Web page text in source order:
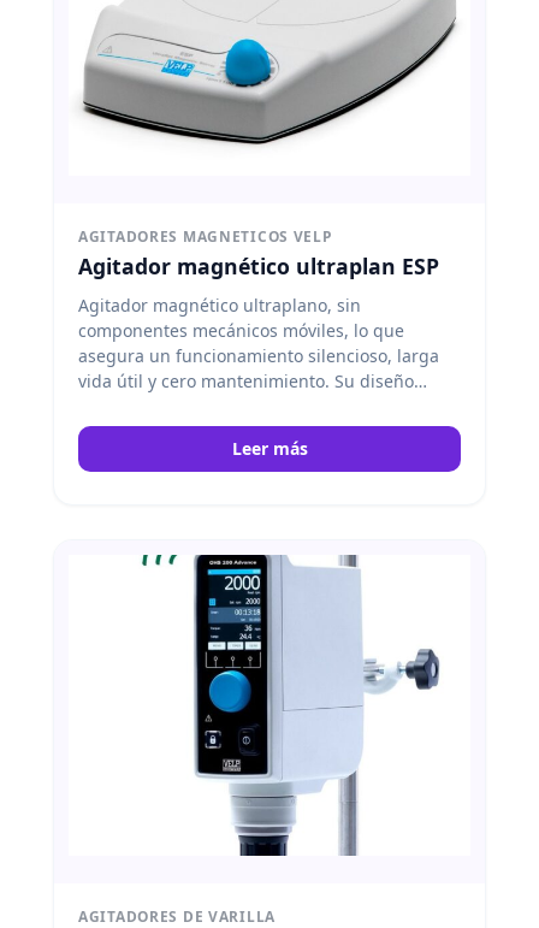
AGITADORES MAGNETICOS VELP
Agitador magnético ultraplan ESP
Agitador magnético ultraplano, sin
componentes mecánicos móviles, lo que
asegura un funcionamiento silencioso, larga
vida útil y cero mantenimiento. Su diseño
requieren un equipo fiable, fácil de limpiar y
con alto rendimiento en la agitación de
Leer más
AGITADORES DE VARILLA